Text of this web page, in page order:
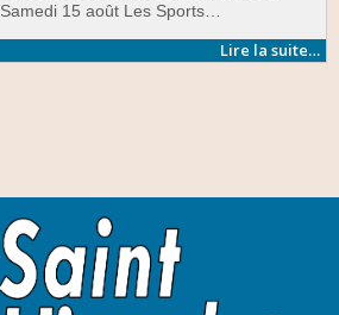
Samedi 15 août Les Sports…
Lire la suite…